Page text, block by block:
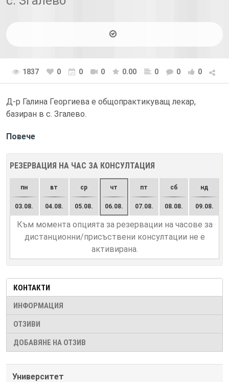
1837 0 0 0 0.00 0 0 0
Д-р Галина Георгиева е общопрактикуващ лекар,
базиран в с. Згалево.
Повече
РЕЗЕРВАЦИЯ НА ЧАС ЗА КОНСУЛТАЦИЯ
пн
03.08.
вт
04.08.
ср
05.08.
чт
06.08.
пт
07.08.
сб
08.08.
нд
09.08.
Към момента опцията за резервации на часове за
дистанционни/присъствени консултации не е
активирана.
КОНТАКТИ
ИНФОРМАЦИЯ
ОТЗИВИ
ДОБАВЯНЕ НА ОТЗИВ
Университет